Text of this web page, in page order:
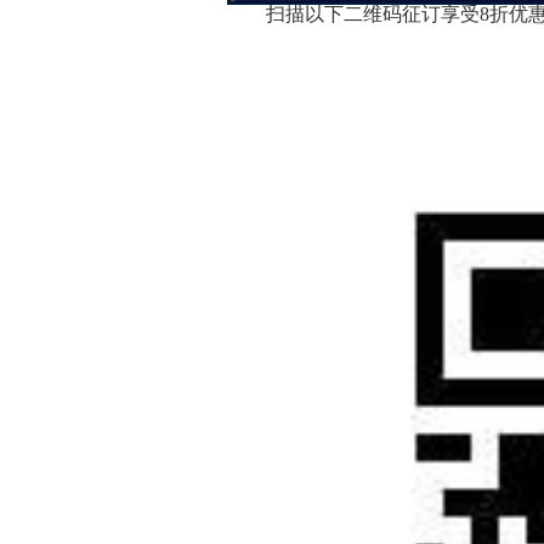
扫描以下二维码征订享受8折优